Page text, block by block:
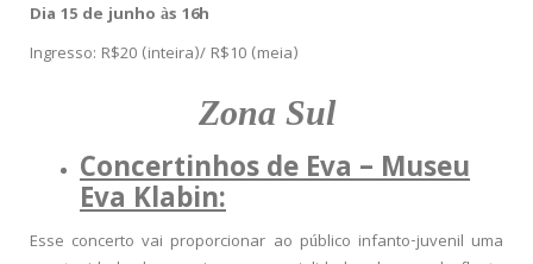
Dia 15 de junho às 16h
Ingresso: R$20 (inteira)/ R$10 (meia)
Zona Sul
Concertinhos de Eva – Museu
Eva Klabin:
Esse concerto vai proporcionar ao público infanto-juvenil uma